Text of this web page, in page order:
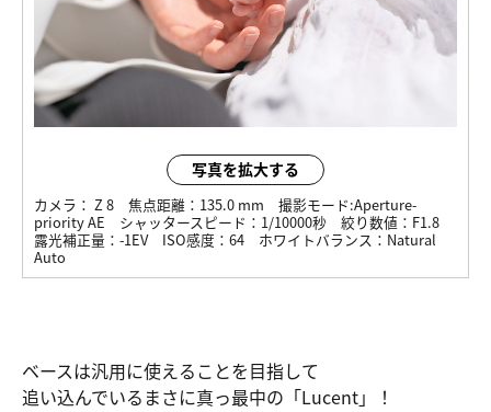
写真を拡大する
カメラ： Z 8 焦点距離： 135.0 mm 撮影モード:Aperture-
priority AE
シャッタースピード： 1/10000秒 絞り数値： F1.8
露光補正量： -1EV ISO感度： 64 ホワイトバランス： Natural
Auto
ベースは汎用に使えることを目指して
追い込んでいるまさに真っ最中の「Lucent」！